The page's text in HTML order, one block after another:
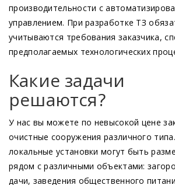
производительности с
управлением. При разработке ТЗ
учитываются требования заказчика,
предполагаемых технологических
Какие задачи
решаются?
У нас вы можете по невысокой цене
очистные сооружения различного
локальные установки могут быть
рядом с различными объектами:
дачи, заведения общественного